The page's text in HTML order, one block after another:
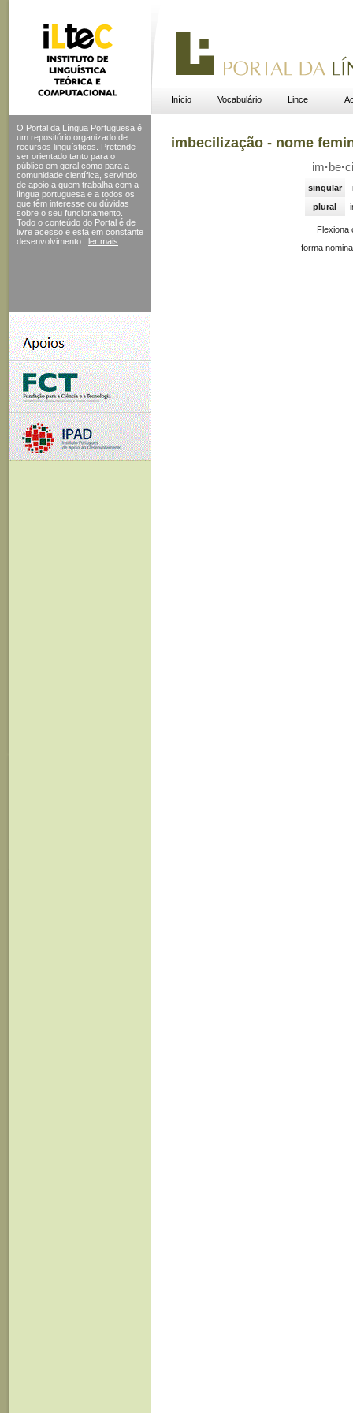
Início Vocabulário Lince
O Portal da Língua Portuguesa é
um repositório organizado de
recursos linguísticos. Pretende
ser orientado tanto para o
público em geral como para a
comunidade científica, servindo
de apoio a quem trabalha com a
língua portuguesa e a todos os
que têm interesse ou dúvidas
sobre o seu funcionamento.
Todo o conteúdo do Portal é de
livre acesso e está em constante
desenvolvimento.
ler mais
imbecilização - nome
im· be·ci
singular
plural
Flexiona
forma